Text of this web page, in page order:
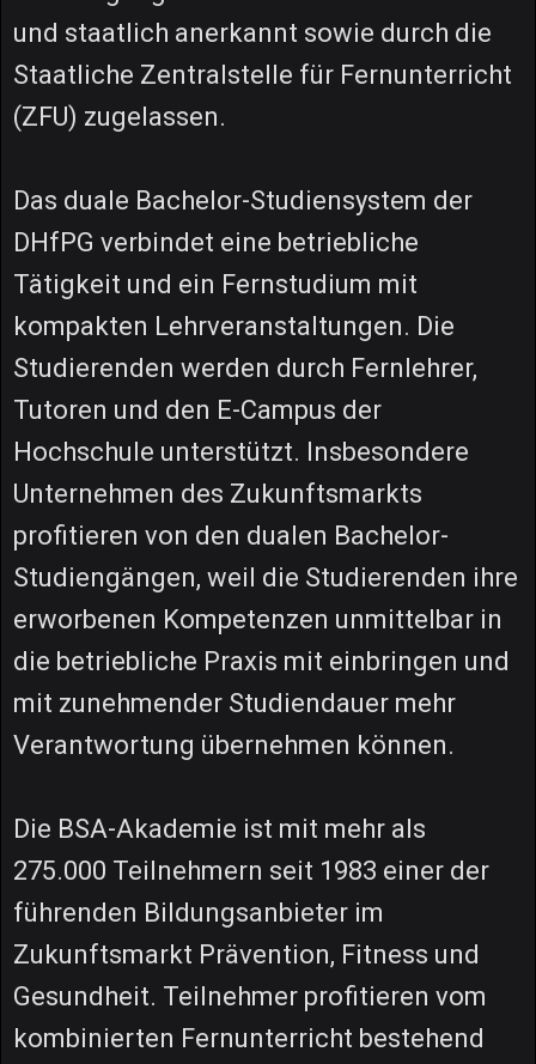
und staatlich anerkannt sowie durch die
Staatliche Zentralstelle für Fernunterricht
(ZFU) zugelassen.
Das duale Bachelor-Studiensystem der
DHfPG verbindet eine betriebliche
Tätigkeit und ein Fernstudium mit
kompakten Lehrveranstaltungen. Die
Studierenden werden durch Fernlehrer,
Tutoren und den E-Campus der
Hochschule unterstützt. Insbesondere
Unternehmen des Zukunftsmarkts
profitieren von den dualen Bachelor-
Studiengängen, weil die Studierenden ihre
erworbenen Kompetenzen unmittelbar in
die betriebliche Praxis mit einbringen und
mit zunehmender Studiendauer mehr
Verantwortung übernehmen können.
Die BSA-Akademie ist mit mehr als
275.000 Teilnehmern seit 1983 einer der
führenden Bildungsanbieter im
Zukunftsmarkt Prävention, Fitness und
Gesundheit. Teilnehmer profitieren vom
kombinierten Fernunterricht bestehend